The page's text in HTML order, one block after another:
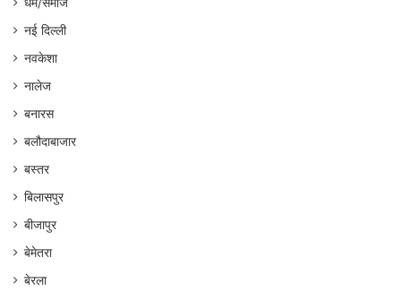
नई दिल्ली
नवकेशा
नालेज
बनारस
बलौदाबाजार
बस्तर
बिलासपुर
बीजापुर
बेमेतरा
बेरला